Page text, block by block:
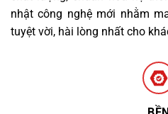
nhật công nghệ mới nhằm
tuyệt vời, hài lòng nhất cho